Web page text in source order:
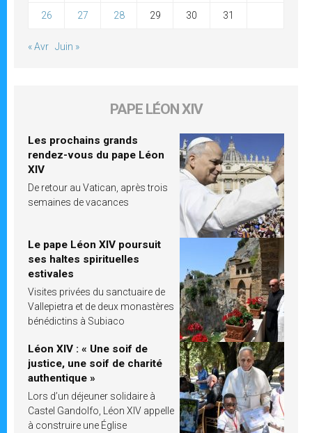
26 27 28 29 30 31
« Avr Juin »
PAPE LÉON XIV
Les prochains grands
rendez-vous du pape Léon
XIV
De retour au Vatican, après trois
semaines de vacances
Le pape Léon XIV poursuit
ses haltes spirituelles
estivales
Visites privées du sanctuaire de
Vallepietra et de deux monastères
bénédictins à Subiaco
Léon XIV : « Une soif de
justice, une soif de charité
authentique »
Lors d’un déjeuner solidaire à
Castel Gandolfo, Léon XIV appelle
à construire une Église